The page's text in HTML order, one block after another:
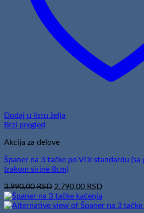
Dodaj u listu želja
Brzi pregled
Akcija za delove
Španer na 3 tačke po VDI standardu
trakom sirine 8cm)
3.990,00RSD Original
price
was:
2.790,00 RSDCurrent
is: